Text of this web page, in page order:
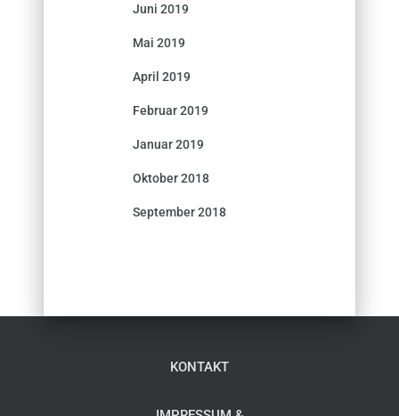
Juni 2019
Mai 2019
April 2019
Februar 2019
Januar 2019
Oktober 2018
September 2018
KONTAKT